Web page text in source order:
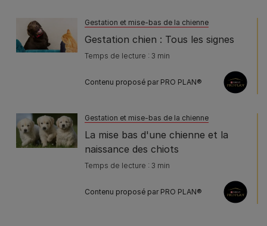
Gestation et mise-bas de la chienne
Gestation chien : Tous les signes
Temps de lecture : 3 min
Contenu proposé par PRO PLAN®
Gestation et mise-bas de la chienne
La mise bas d'une chienne et la
naissance des chiots
Temps de lecture : 3 min
Contenu proposé par PRO PLAN®